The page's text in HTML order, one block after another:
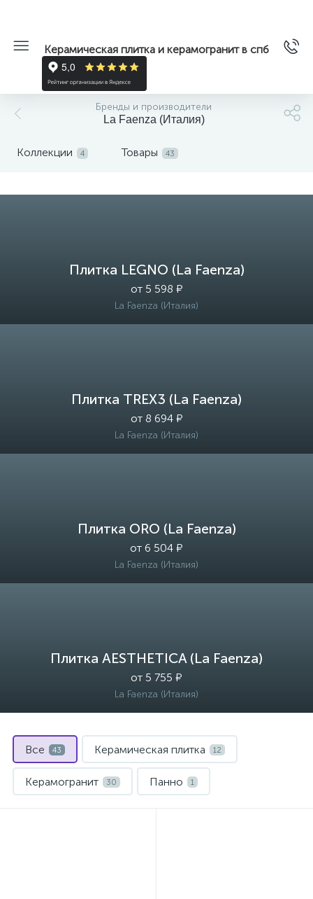
Керамическая плитка и керамогранит в спб
Бренды и производители
La Faenza (Италия)
Коллекции 4 Товары 43
Плитка LEGNO (La Faenza)
от 5 598 ₽
La Faenza (Италия)
Плитка TREX3 (La Faenza)
от 8 694 ₽
La Faenza (Италия)
Плитка ORO (La Faenza)
от 6 504 ₽
La Faenza (Италия)
Плитка AESTHETICA (La Faenza)
от 5 755 ₽
La Faenza (Италия)
Все 43 Керамическая плитка 12
Керамогранит 30 Панно 1